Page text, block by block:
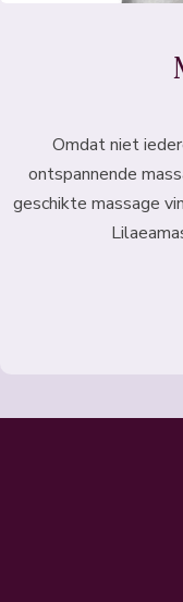
Omdat niet
ontspannende
geschikte massage